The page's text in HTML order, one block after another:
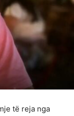
të reja nga